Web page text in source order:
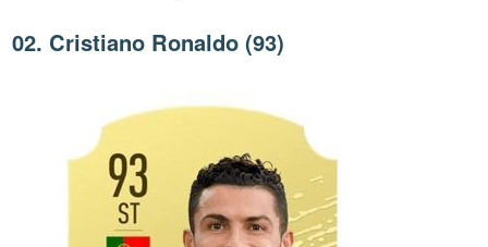
02. Cristiano Ronaldo (93)